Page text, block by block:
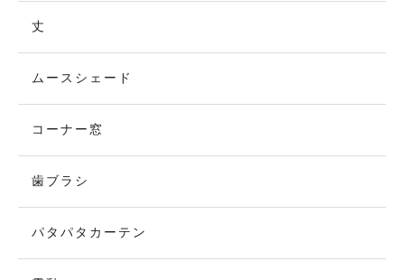
丈
ムースシェード
コーナー窓
歯ブラシ
パタパタカーテン